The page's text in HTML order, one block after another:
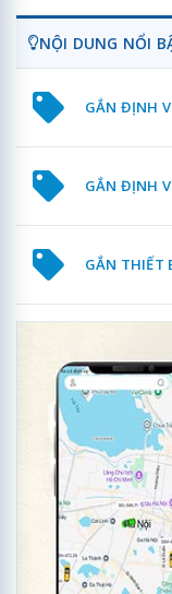
NỘI DUNG NỔI
GẮN ĐỊNH
GẮN ĐỊNH
GẮN THIẾT